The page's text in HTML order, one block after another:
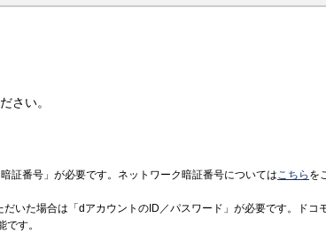
さい。
証番号」が必要です。ネットワーク暗証番号についてはこちら を
いた場合は「dアカウントのID／パスワード」が必要です。ドコ
す。